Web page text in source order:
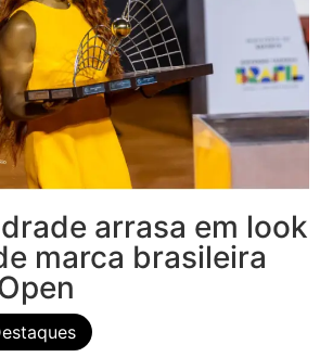
arrasa em look
marca brasileira